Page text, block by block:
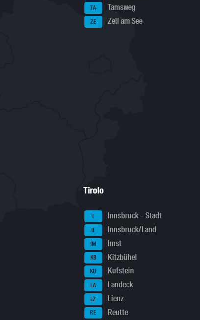
TA Tamsweg
ZE Zell am See
Tirolo
I Innsbruck – Stadt
IL Innsbruck/Land
IM Imst
KB Kitzbühel
KU Kufstein
LA Landeck
LZ Lienz
RE Reutte